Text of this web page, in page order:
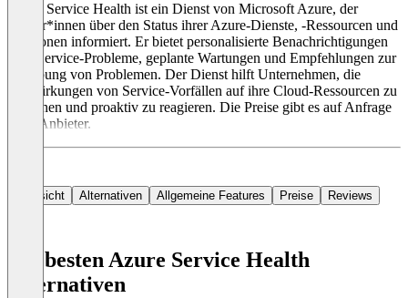
Azure Service Health ist ein Dienst von Microsoft Azure, der
Nutzer*innen über den Status ihrer Azure-Dienste, -Ressourcen und
-Regionen informiert. Er bietet personalisierte Benachrichtigungen
über Service-Probleme, geplante Wartungen und Empfehlungen zur
Behebung von Problemen. Der Dienst hilft Unternehmen, die
Auswirkungen von Service-Vorfällen auf ihre Cloud-Ressourcen zu
verstehen und proaktiv zu reagieren. Die Preise gibt es auf Anfrage
beim Anbieter.
Übersicht Alternativen Allgemeine Features Preise Reviews
Die besten Azure Service Health
Alternativen